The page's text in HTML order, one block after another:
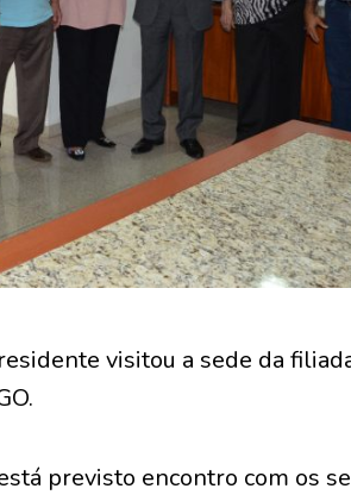
visitou a sede da
previsto encontro com os